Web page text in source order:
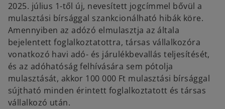
2025. július 1-től új, nevesített jogcímmel bővül a
mulasztási bírsággal szankcionálható hibák köre.
Amennyiben az adózó elmulasztja az általa
bejelentett foglalkoztatottra, társas vállalkozóra
vonatkozó havi adó- és járulékbevallás teljesítését,
és az adóhatóság felhívására sem pótolja
mulasztását, akkor 100 000 Ft mulasztási bírsággal
sújtható minden érintett foglalkoztatott és társas
vállalkozó után.